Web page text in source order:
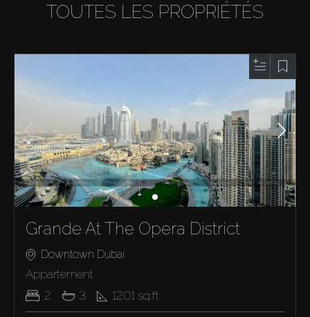
TOUTES LES PROPRIÉTÉS
Grande At The Opera District
Downtown Dubai
Appartement
2
3 1201 sq.ft